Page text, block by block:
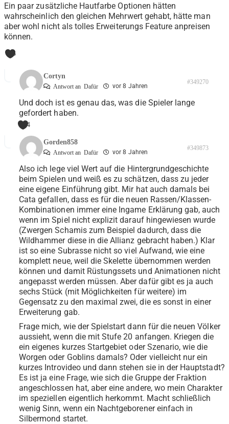
Ein paar zusätzliche Hautfarbe Optionen hätten
wahrscheinlich den gleichen Mehrwert gehabt, hätte man
aber wohl nicht als tolles Erweiterungs Feature anpreisen
können.
3
Cortyn
Antwort an Dafür vor 8 Jahren
#349270
Und doch ist es genau das, was die Spieler lange
gefordert haben.
4
Gorden858
Antwort an Dafür vor 8 Jahren
#349873
Also ich lege viel Wert auf die Hintergrundgeschichte
beim Spielen und weiß es zu schätzen, dass zu jeder
eine eigene Einführung gibt. Mir hat auch damals bei
Cata gefallen, dass es für die neuen Rassen/Klassen-
Kombinationen immer eine Ingame Erklärung gab, auch
wenn im Spiel nicht explizit darauf hingewiesen wurde
(Zwergen Schamis zum Beispiel dadurch, dass die
Wildhammer diese in die Allianz gebracht haben.) Klar
ist so eine Subrasse nicht so viel Aufwand, wie eine
komplett neue, weil die Skelette übernommen werden
können und damit Rüstungssets und Animationen nicht
angepasst werden müssen. Aber dafür gibt es ja auch
sechs Stück (mit Möglichkeiten für weitere) im
Gegensatz zu den maximal zwei, die es sonst in einer
Erweiterung gab.
Frage mich, wie der Spielstart dann für die neuen Völker
aussieht, wenn die mit Stufe 20 anfangen. Kriegen die
ein eigenes kurzes Startgebiet oder Szenario, wie die
Worgen oder Goblins damals? Oder vielleicht nur ein
kurzes Introvideo und dann stehen sie in der Hauptstadt?
Es ist ja eine Frage, wie sich die Gruppe der Fraktion
angeschlossen hat, aber eine andere, wo mein Charakter
im speziellen eigentlich herkommt. Macht schließlich
wenig Sinn, wenn ein Nachtgeborener einfach in
Silbermond startet.